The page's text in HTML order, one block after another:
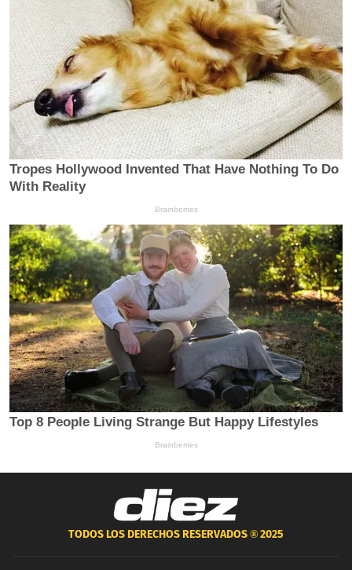
TODOS LOS DERECHOS RESERVADOS ®2025